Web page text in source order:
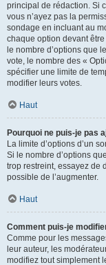
principal de rédaction. Si
vous n’ayez pas la
sondage en incluant au
chaque option devant
le nombre d’options que
vote, le nombre des «
spécifier une limite de
modifier leurs votes.
Haut
Pourquoi ne puis-je pas
La limite d’options d’un
Si le nombre d’options
trop restreint, essayez de
possible de l’augmenter.
Haut
Comment puis-je
Comme pour les
leur auteur, les
modifiez tout simplement